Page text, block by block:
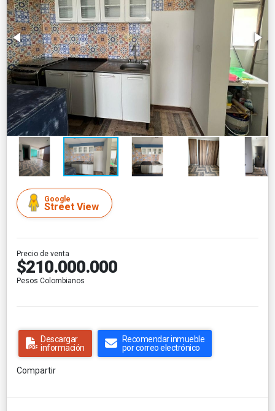
Google
Street View
Precio de venta
$210.000.000
Pesos Colombianos
Descargar
información
Recomendar inmueble
por correo electrónico
Compartir